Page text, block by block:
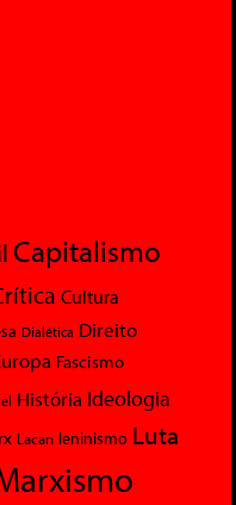
Capitalismo
Cultura
Dialética Direito
Fascismo
História Ideologia
Lacan leninismo Luta